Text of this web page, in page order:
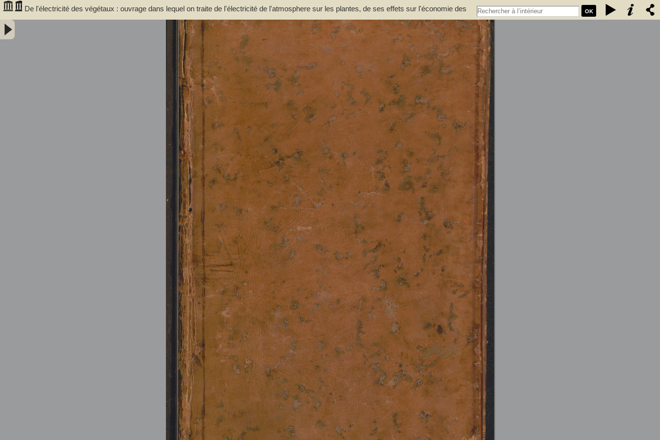
OK
De l'électricité des végétaux : ouvrage dans lequel on traite de l'électricité de l'atmosphere sur les plantes, de ses effets sur l'économie des
végétaux, de leurs vertus médico & nutritivo-électriques, & principalement des moyens de pratique de l'appliquer utilement à l'agriculture,
avec l'invention d'un électro-végétometre . Avec figures en taille-douce. Par M. l'Abbé Bertholon, de S. Lazare, professeur de physique expérimentale des états généraux de la province de Languedoc ... -